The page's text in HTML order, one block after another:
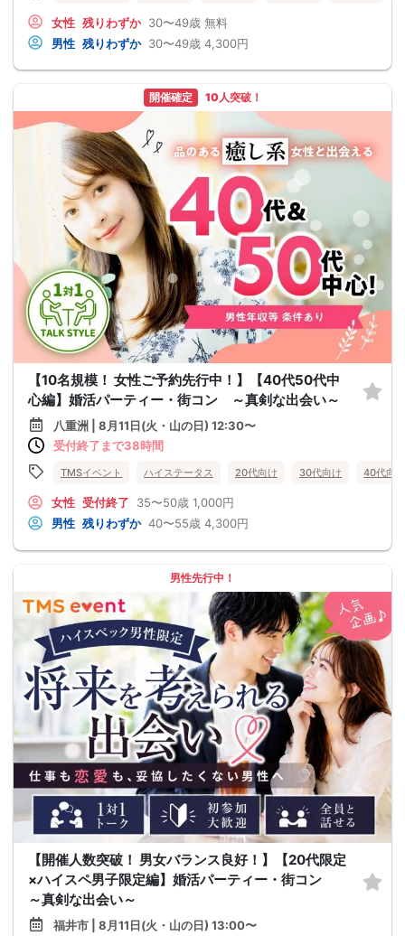
女性 残りわずか 30〜49歳 無料
男性 残りわずか 30〜49歳 4,300円
開催確定 10人突破！
【10名規模！ 女性ご予約先行中！】【40代50代中
心編】婚活パーティー・街コン ～真剣な出会い～
八重洲 | 8月11日(火・山の日) 12:30〜
受付終了まで38時間
TMSイベント ハイステータス 20代向け 30代向け 40代向け
女性 受付終了 35〜50歳 1,000円
男性 残りわずか 40〜55歳 4,300円
男性先行中！
【開催人数突破！ 男女バランス良好！】【20代限定
×ハイスペ男子限定編】婚活パーティー・街コン
～真剣な出会い～
福井市 | 8月11日(火・山の日) 13:00〜